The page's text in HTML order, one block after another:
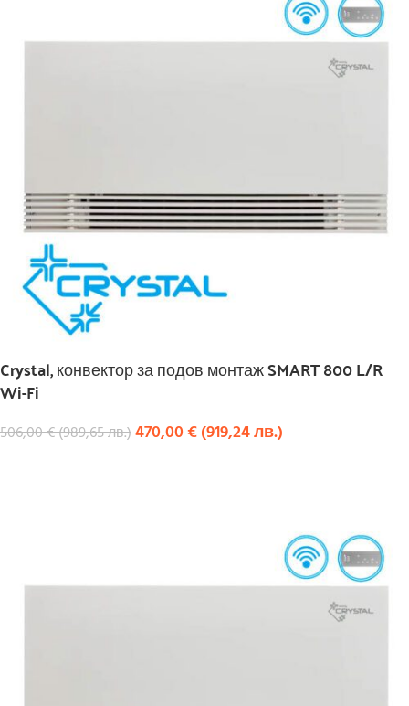
Crystal, конвектор за подов монтаж SMART 800 L/R
Wi-Fi
506,00€(989,65лв.)470,00€(919,24лв.)